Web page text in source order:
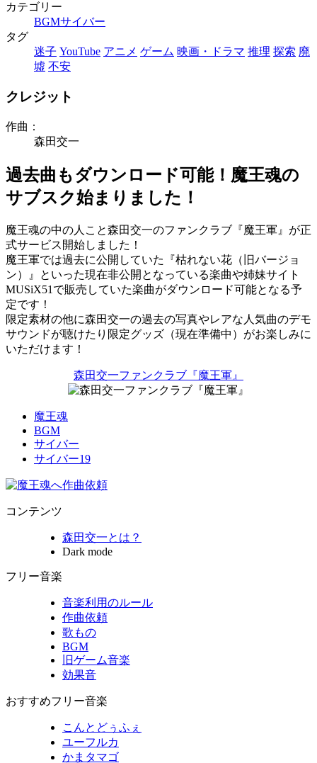
カテゴリー
BGMサイバー
タグ
迷子 YouTube アニメ ゲーム 映画・ドラマ 推理 探索 廃
墟 不安
クレジット
作曲：
森田交一
過去曲もダウンロード可能！魔王魂の
サブスク始まりました！
魔王魂の中の人こと森田交一のファンクラブ『魔王軍』が正
式サービス開始しました！
魔王軍では過去に公開していた『枯れない花（旧バージョ
ン）』といった現在非公開となっている楽曲や姉妹サイト
MUSiX51で販売していた楽曲がダウンロード可能となる予
定です！
限定素材の他に森田交一の過去の写真やレアな人気曲のデモ
サウンドが聴けたり限定グッズ（現在準備中）がお楽しみに
いただけます！
森田交一ファンクラブ『魔王軍』
魔王魂
BGM
サイバー
サイバー19
コンテンツ
森田交一とは？
Dark mode
フリー音楽
音楽利用のルール
作曲依頼
歌もの
BGM
旧ゲーム音楽
効果音
おすすめフリー音楽
こんとどぅふぇ
ユーフルカ
かまタマゴ